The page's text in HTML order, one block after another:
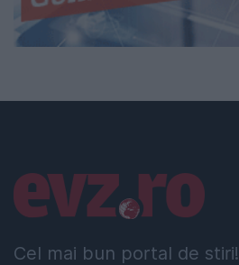
Cel mai bun portal de stiri!
Linkuri utile